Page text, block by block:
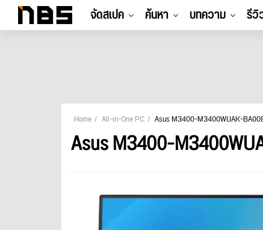
จัดสเปค ค้นหา บทความ รี
Home All-in-One PC Asus M3400-M3400WUAK-
Asus M3400-